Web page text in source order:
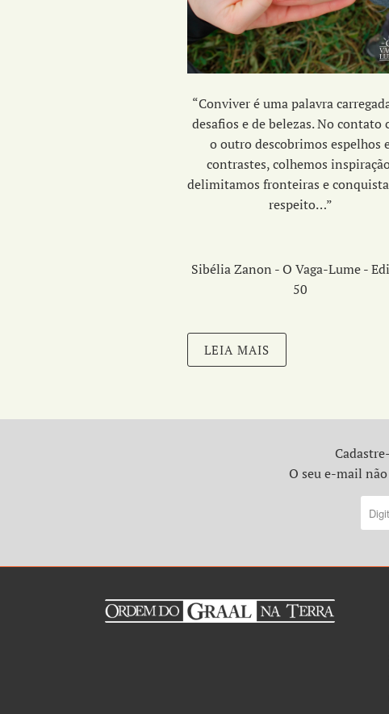
“Conviver é uma palavra
desafios e de belezas. No contato
o outro descobrimos espelhos
contrastes, colhemos
delimitamos fronteiras e
respeito…”
Sibélia Zanon - O Vaga-Lume -
50
LEIA MAIS
O seu e-mail